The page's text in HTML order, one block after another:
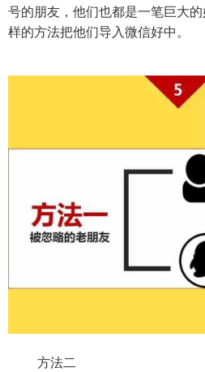
号的朋友，他们也都是一笔巨大
样的方法把他们导入微信好中。
方法二